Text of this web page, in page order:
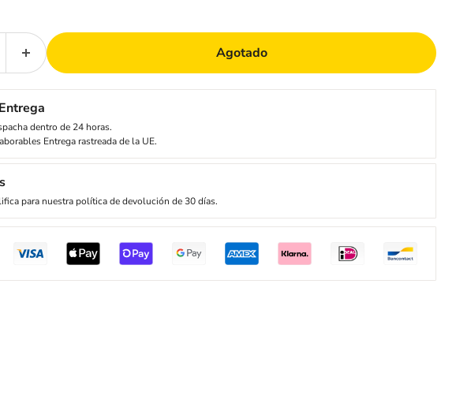
Agotado
dentro de 24 horas.
Entrega rastreada de la UE.
para nuestra política de devolución de 30 días.